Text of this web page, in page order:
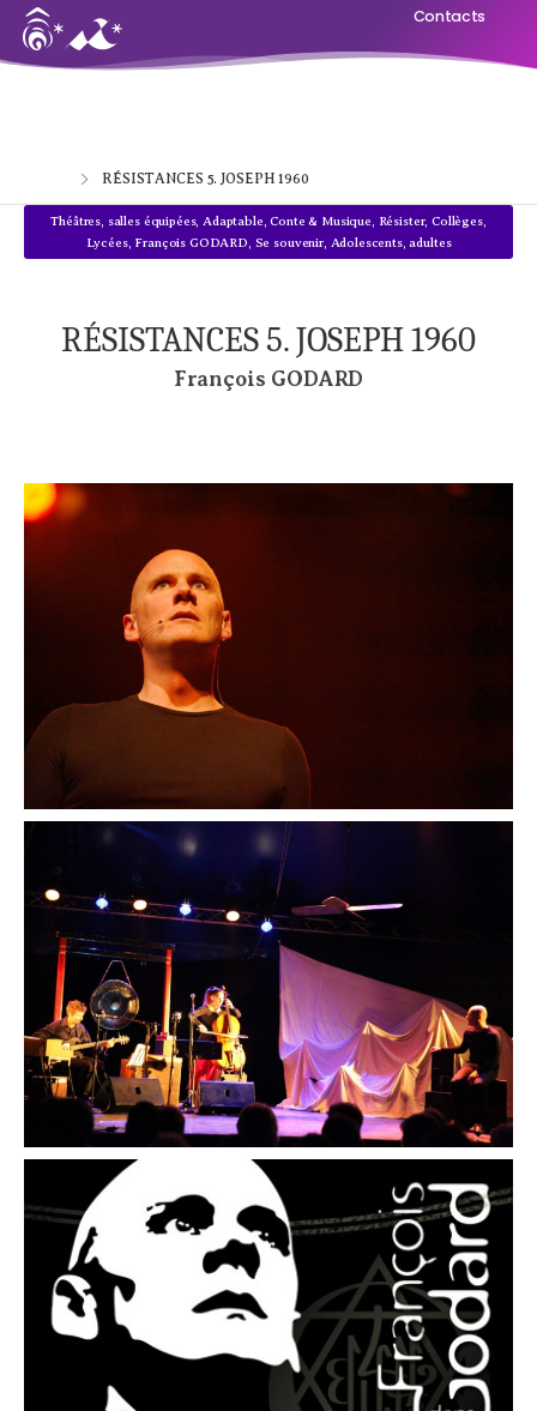
Contacts
RÉSISTANCES 5. JOSEPH 1960
Théâtres, salles équipées, Adaptable ,Conte & Musique Résister,Collèges,
Lycées, François GODARD Se souvenir, Adolescents, adultes
RÉSISTANCES 5. JOSEPH 1960
François GODARD